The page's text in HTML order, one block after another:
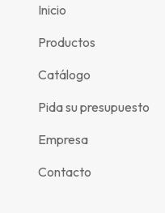
Inicio
Productos
Catálogo
Pida su presupuesto
Empresa
Contacto